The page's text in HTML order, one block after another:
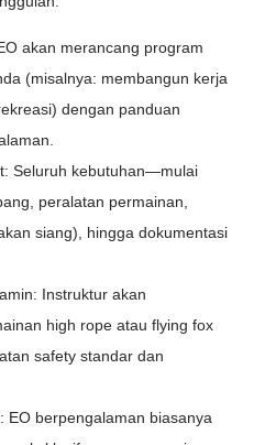
akan merancang program
(misalnya: membangun kerja
dengan panduan
Seluruh kebutuhan—mulai
peralatan permainan,
siang), hingga dokumentasi
Instruktur akan
high rope atau flying fox
safety standar dan
EO berpengalaman biasanya